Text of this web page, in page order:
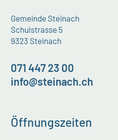
Gemeinde Steinach
Schulstrasse 5
9323 Steinach
071 447 23 00
info@steinach.ch
Öffnungszeiten